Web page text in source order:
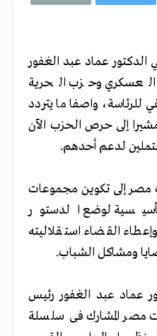
عماد عبد الغفور
وحزب الحرية
للرئاسة، واصفا ما يتردد
إلى حرص الحزب الآن
لدعم أحدهم.
مصر إلى تكوين مجموعات
لوضع الدستور
القضاء استقلاليته
ومشاكل الشباب.
عماد عبد الغفور رئيس
مصر المشارك فى سلسلة